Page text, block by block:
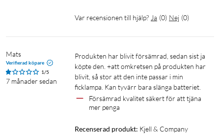
Var recensionen till hjälp? Ja (0) Nej (0)
Mats
Verifierad köpare
1/5
7 månader sedan
Produkten har blivit försämrad, sedan sist ja
köpte den. +att omkretsen på produkten har
blivit, så stor att den inte passar i min
ficklampa. Kan tyvärr bara slänga batteriet.
Försämrad kvalitet säkert för att tjäna
mer penga
Recenserad produkt: Kjell & Company